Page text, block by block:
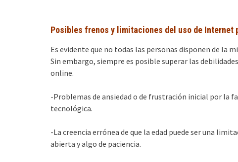
Posibles frenos y limitaciones del uso de Internet
Es evidente que no todas las personas disponen de la
Sin embargo, siempre es posible superar las
online.
-Problemas de ansiedad o de frustración inicial por la
tecnológica.
-La creencia errónea de que la edad puede ser una
abierta y algo de paciencia.